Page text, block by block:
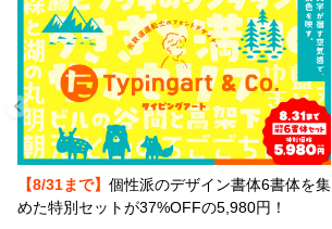
【8/31まで】 個性派のデザイン書体6書体を集
めた特別セットが37%OFFの5,980円！